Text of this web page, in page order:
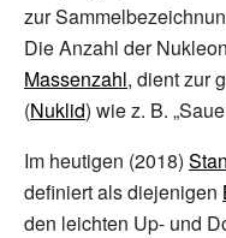
zur
Die Anzahl der
Massenzahl, dient zur
(Nuklid) wie z. B.
Im heutigen (2018)
definiert als diejenigen
den leichten Up- und